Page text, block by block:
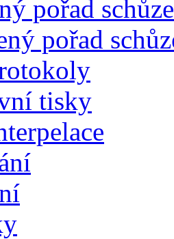
pořad schůze
pořad
tisky